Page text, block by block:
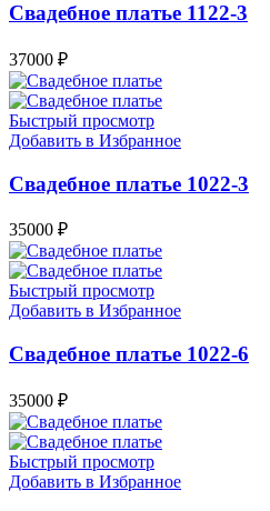
Свадебное платье 1122-3
37000 ₽
Быстрый просмотр
Добавить в Избранное
Свадебное платье 1022-3
35000 ₽
Быстрый просмотр
Добавить в Избранное
Свадебное платье 1022-6
35000 ₽
Быстрый просмотр
Добавить в Избранное